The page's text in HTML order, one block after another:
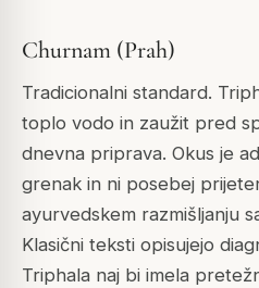
Churnam (Prah)
Tradicionalni standard.
toplo vodo in zaužit pred
dnevna priprava. Okus je
grenak in ni posebej
ayurvedskem razmišljanju
Klasični teksti opisujejo
Triphala naj bi imela